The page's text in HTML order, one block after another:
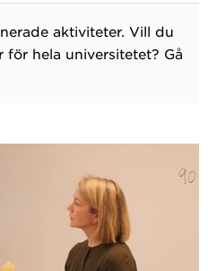
aktiviteter. Vill du
hela universitetet? Gå